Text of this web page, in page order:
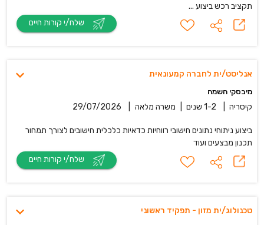
תקציב רכש ביצוע ...
אנליסט/ית לחברה קמעונאית
מיבסקי השמה
קיסריה 1-2 שנים משרה מלאה 29/07/2026
ביצוע ניתוחי נתונים חישובי רווחיות כדאיות כלכלית חישובים לצורך תמחור
תכנון מבצעים ועוד
טכנולוג/ית מזון - תפקיד ראשוני